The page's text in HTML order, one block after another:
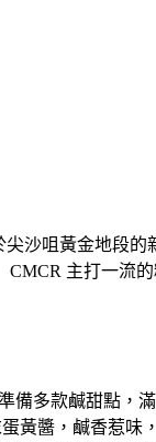
沙咀黃金地段的
CMCR 主打一流
備多款鹹甜點，
黃醬，鹹香惹味